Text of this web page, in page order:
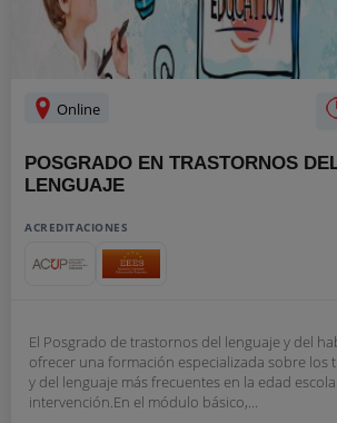
Online
POSGRADO EN TRASTORNOS
LENGUAJE
ACREDITACIONES
El Posgrado de trastornos del lenguaje y del
ofrecer una formación especializada sobre los
y del lenguaje más frecuentes en la edad
intervención.En el módulo básico,...